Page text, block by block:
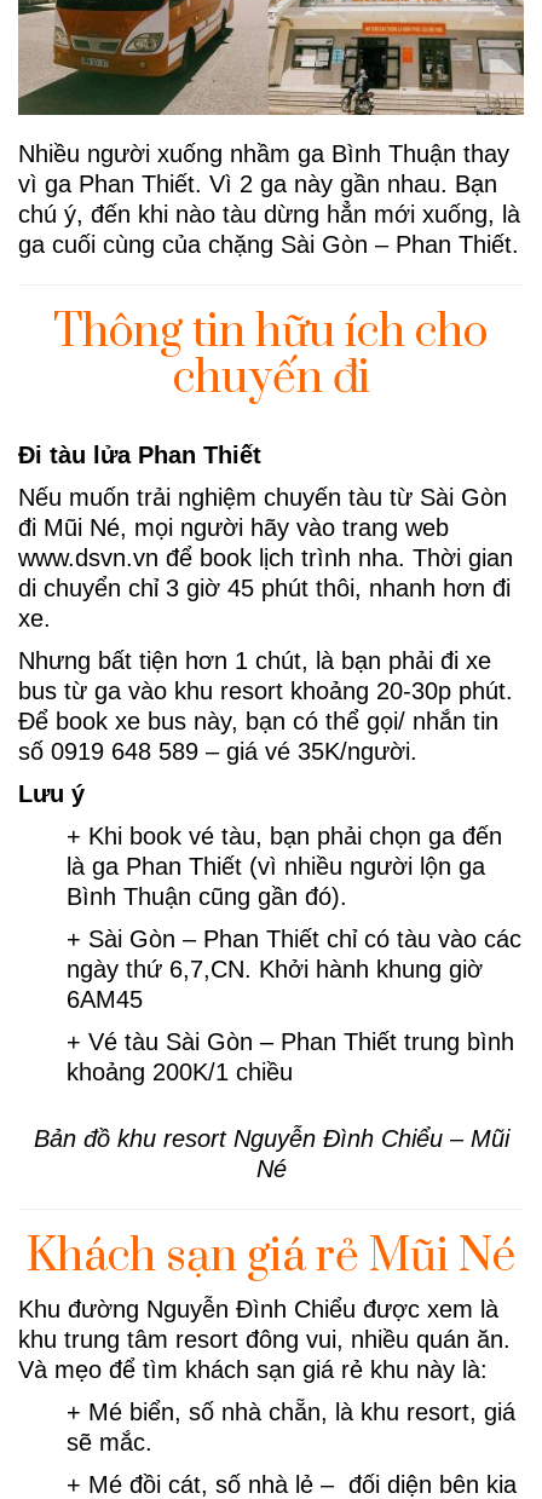
Nhiều người xuống nhầm ga Bình Thuận thay
vì ga Phan Thiết. Vì 2 ga này gần nhau. Bạn
chú ý, đến khi nào tàu dừng hẳn mới xuống, là
ga cuối cùng của chặng Sài Gòn – Phan Thiết.
Thông tin hữu ích cho
chuyến đi
Đi tàu lửa Phan Thiết
Nếu muốn trải nghiệm chuyến tàu từ Sài Gòn
đi Mũi Né, mọi người hãy vào trang web
www.dsvn.vn để book lịch trình nha. Thời gian
di chuyển chỉ 3 giờ 45 phút thôi, nhanh hơn đi
xe.
Nhưng bất tiện hơn 1 chút, là bạn phải đi xe
bus từ ga vào khu resort khoảng 20-30p phút.
Để book xe bus này, bạn có thể gọi/ nhắn tin
số 0919 648 589 – giá vé 35K/người.
Lưu ý
+ Khi book vé tàu, bạn phải chọn ga đến
là ga Phan Thiết (vì nhiều người lộn ga
Bình Thuận cũng gần đó).
+ Sài Gòn – Phan Thiết chỉ có tàu vào các
ngày thứ 6,7,CN. Khởi hành khung giờ
6AM45
+ Vé tàu Sài Gòn – Phan Thiết trung bình
khoảng 200K/1 chiều
Bản đồ khu resort Nguyễn Đình Chiểu – Mũi
Né
Khách sạn giá rẻ Mũi Né
Khu đường Nguyễn Đình Chiểu được xem là
khu trung tâm resort đông vui, nhiều quán ăn.
Và mẹo để tìm khách sạn giá rẻ khu này là:
+ Mé biển, số nhà chẵn, là khu resort, giá
sẽ mắc.
+ Mé đồi cát, số nhà lẻ – đối diện bên kia